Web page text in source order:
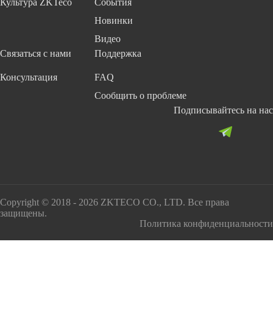
Культура ZKTeco
События
Новинки
Видео
Связаться с нами
Консультация
Поддержка
FAQ
Сообщить о проблеме
Подписывайтесь на нас
Copyright © 2018 - 2026 ZKTECO CO., LTD. Все права
защищены.
Политика конфиденциальности